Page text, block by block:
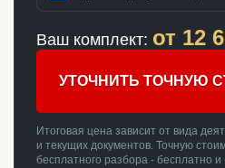
Ваш комплект: от 12
УТОЧНИТЬ ТОЧНУЮ
Итоговая цена зависит от вида
и текущих документов. Точную
бесплатного разбора - бесплатно и